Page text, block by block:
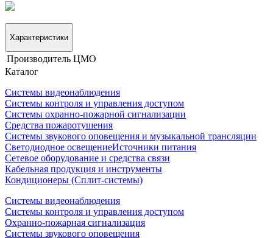
Характеристики
Производитель ЦМО
Каталог
Системы видеонаблюдения
Системы контроля и управления доступом
Системы охранно-пожарной сигнализации
Средства пожаротушения
Системы звукового оповещения и музыкальной трансляции
Светодиодное освещениеИсточники питания
Сетевое оборудование и средства связи
Кабельная продукция и инструменты
Кондиционеры (Сплит-системы)
Системы видеонаблюдения
Системы контроля и управления доступом
Охранно-пожарная сигнализация
Системы звукового оповещения